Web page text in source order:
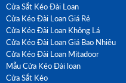
Cửa Sắt Kéo Đài Loan
Cửa Kéo Đài Loan Giá Rẻ
Cửa Kéo Đài Loan Không Lá
Cửa Kéo Đài Loan Giá Bao Nhiêu
Cửa Kéo Đài Loan Mitadoor
Mẫu Cửa Kéo Đài loan
Cửa Sắt Kéo